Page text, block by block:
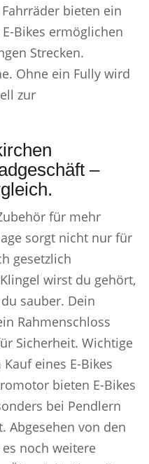
bieten ein
Bikes ermöglichen
Strecken.
Ohne ein Fully wird
zur
–
für mehr
sorgt nicht nur für
gesetzlich
wirst du gehört,
sauber. Dein
Rahmenschloss
Sicherheit. Wichtige
eines E-Bikes
bieten E-Bikes
bei Pendlern
Abgesehen von den
noch weitere